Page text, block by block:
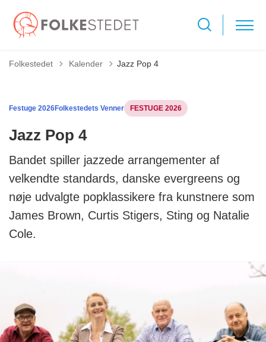
Folkestedet Tilbage til
Kalender Jazz Pop 4
Festuge 2026Folkestedets Venner FESTUGE 2026
Jazz Pop 4
Bandet spiller jazzede arrangementer af
velkendte standards, danske evergreens og
nøje udvalgte popklassikere fra kunstnere som
James Brown, Curtis Stigers, Sting og Natalie
Cole.